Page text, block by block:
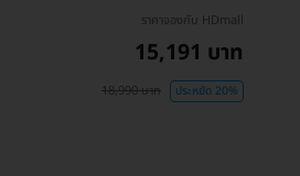
ราคาจองกับ HDmall
15,191 บาท
18,990 บาท ประหยัด 20%